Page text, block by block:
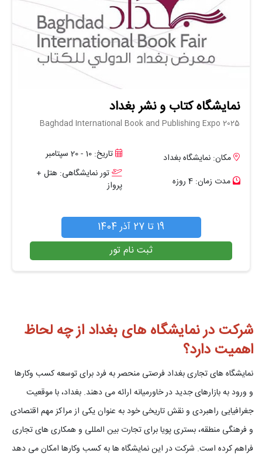
نمایشگاه کتاب و نشر بغداد
Baghdad International Book and Publishing Expo 2025
مکان: نمایشگاه بغداد
مدت زمان: 4 روزه
تاریخ: 10 - 20 سپتامبر
تور نمایشگاهی: هتل +
پرواز
19 تا 27 آذر 1404
ثبت نام تور
شرکت در نمایشگاه های بغداد از چه لحاظ
اهمیت دارد؟
نمایشگاه های تجاری بغداد فرصتی منحصر به فرد برای توسعه کسب وکارها
و ورود به بازارهای جدید در خاورمیانه ارائه می دهند. بغداد، با موقعیت
جغرافیایی راهبردی و نقش تاریخی خود به عنوان یکی از مراکز مهم اقتصادی
و فرهنگی منطقه، بستری پویا برای تجارت بین المللی و همکاری های تجاری
فراهم کرده است. شرکت در این نمایشگاه ها به کسب وکارها امکان می دهد